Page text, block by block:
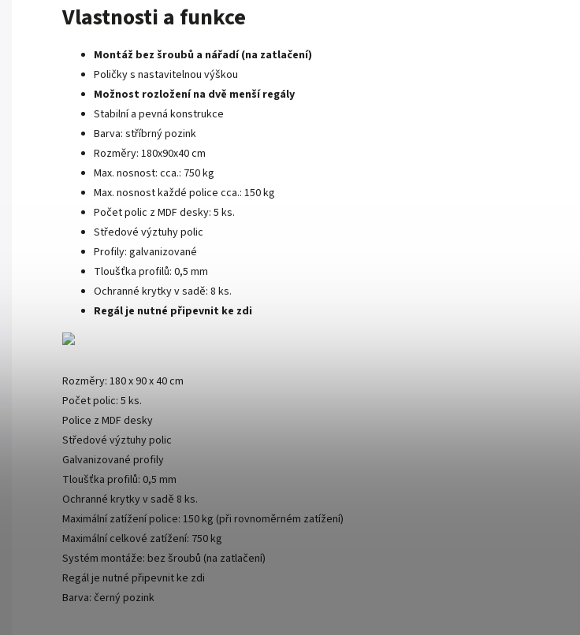
Vlastnosti a funkce
Montáž bez šroubů a nářadí (na zatlačení)
Poličky s nastavitelnou výškou
Možnost rozložení na dvě menší regály
Stabilní a pevná konstrukce
Barva: stříbrný pozink
Rozměry: 180x90x40 cm
Max. nosnost: cca.: 750 kg
Max. nosnost každé police cca.: 150 kg
Počet polic z MDF desky: 5 ks.
Středové výztuhy polic
Profily: galvanizované
Tloušťka profilů: 0,5 mm
Ochranné krytky v sadě: 8 ks.
Regál je nutné připevnit ke zdi
Rozměry: 180 x 90 x 40 cm
Počet polic: 5 ks.
Police z MDF desky
Středové výztuhy polic
Galvanizované profily
Tloušťka profilů: 0,5 mm
Ochranné krytky v sadě 8 ks.
Maximální zatížení police: 150 kg (při rovnoměrném zatížení)
Maximální celkové zatížení: 750 kg
Systém montáže: bez šroubů (na zatlačení)
Regál je nutné připevnit ke zdi
Barva: černý pozink